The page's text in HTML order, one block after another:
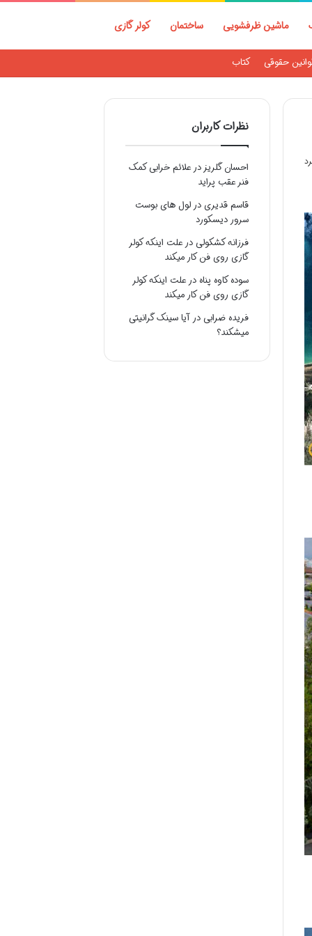
ماشین ظرفشویی ساختمان کولر گازی
حقوقی کتاب
نظرات کاربران
احسان گلریزدر علائم خرابی کمک
فنر عقب پراید
قاسم قدیریدر لول های بوست
سرور دیسکورد
فرزانه کشکولیدر علت اینکه کولر
گازی روی فن کار میکند
سوده کاوه پناه در علت اینکه کولر
گازی روی فن کار میکند
فریده ضرابیدر آیا سینک گرانیتی
میشکند؟